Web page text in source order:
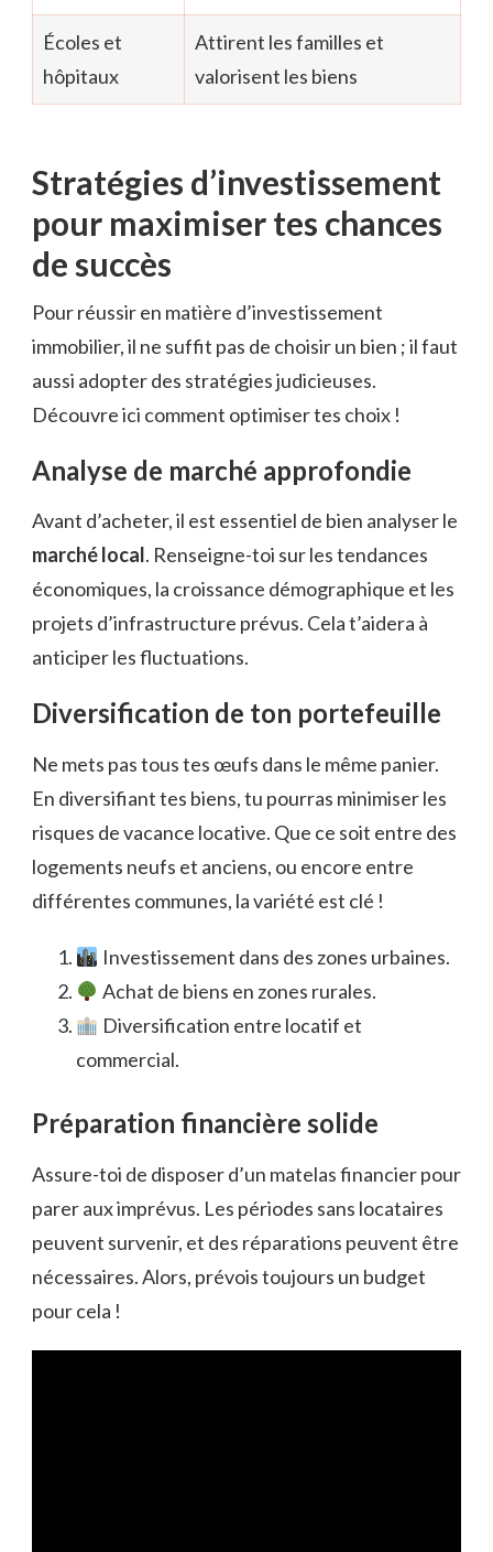
Écoles et
hôpitaux
Attirent les familles et
valorisent les biens
Stratégies d’investissement
pour maximiser tes chances
de succès
Pour réussir en matière d’investissement
immobilier, il ne suffit pas de choisir un bien ; il faut
aussi adopter des stratégies judicieuses.
Découvre ici comment optimiser tes choix !
Analyse de marché approfondie
Avant d’acheter, il est essentiel de bien analyser le
marché local. Renseigne-toi sur les tendances
économiques, la croissance démographique et les
projets d’infrastructure prévus. Cela t’aidera à
anticiper les fluctuations.
Diversification de ton portefeuille
Ne mets pas tous tes œufs dans le même panier.
En diversifiant tes biens, tu pourras minimiser les
risques de vacance locative. Que ce soit entre des
logements neufs et anciens, ou encore entre
différentes communes, la variété est clé !
Investissement dans des zones urbaines.
Achat de biens en zones rurales.
Diversification entre locatif et
commercial.
Préparation financière solide
Assure-toi de disposer d’un matelas financier pour
parer aux imprévus. Les périodes sans locataires
peuvent survenir, et des réparations peuvent être
nécessaires. Alors, prévois toujours un budget
pour cela !